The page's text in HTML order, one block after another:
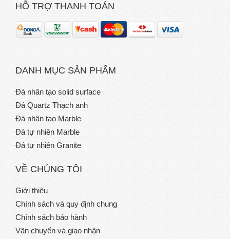
HỖ TRỢ THANH TOÁN
DANH MỤC SẢN PHẨM
Đá nhân tạo solid surface
Đá Quartz Thạch anh
Đá nhân tạo Marble
Đá tự nhiên Marble
Đá tự nhiên Granite
VỀ CHÚNG TÔI
Giới thiệu
Chính sách và quy định chung
Chính sách bảo hành
Vận chuyển và giao nhận